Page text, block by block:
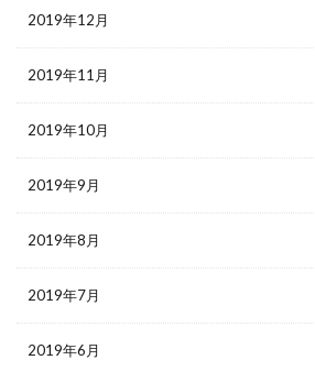
2019年12月
2019年11月
2019年10月
2019年9月
2019年8月
2019年7月
2019年6月